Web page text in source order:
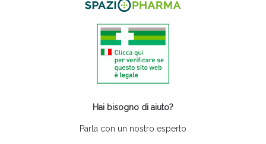
Hai bisogno di aiuto?
Parla con un nostro esperto